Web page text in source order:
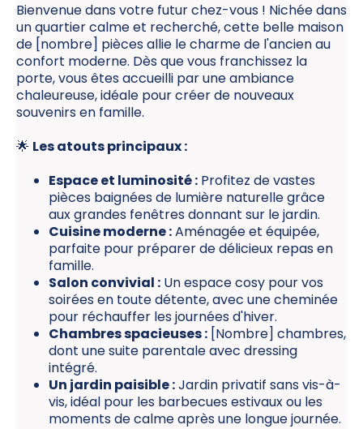
Bienvenue dans votre futur chez-vous ! Nichée dans
un quartier calme et recherché, cette belle maison
de [nombre] pièces allie le charme de l'ancien au
confort moderne. Dès que vous franchissez la
porte, vous êtes accueilli par une ambiance
chaleureuse, idéale pour créer de nouveaux
souvenirs en famille.
🌟 Les atouts principaux :
Espace et luminosité : Profitez de vastes
pièces baignées de lumière naturelle grâce
aux grandes fenêtres donnant sur le jardin.
Cuisine moderne :Aménagée et équipée,
parfaite pour préparer de délicieux repas en
famille.
Salon convivial : Un espace cosy pour vos
soirées en toute détente, avec une cheminée
pour réchauffer les journées d'hiver.
Chambres spacieuses : [Nombre] chambres,
dont une suite parentale avec dressing
intégré.
Un jardin paisible :Jardin privatif sans vis-à-
vis, idéal pour les barbecues estivaux ou les
moments de calme après une longue journée.